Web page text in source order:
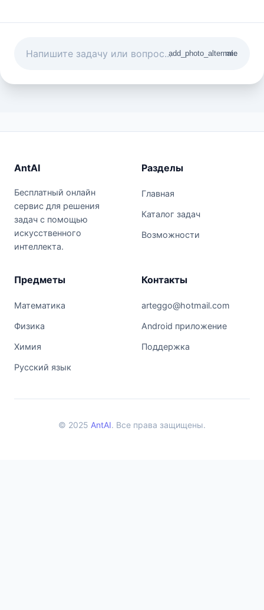
add_photo_alternate
mic
AntAI
Бесплатный онлайн
сервис для решения
задач с помощью
искусственного
интеллекта.
Разделы
Главная
Каталог задач
Возможности
Предметы
Математика
Физика
Химия
Русский язык
Контакты
arteggo@hotmail.com
Android приложение
Поддержка
© 2025 AntAI. Все права защищены.